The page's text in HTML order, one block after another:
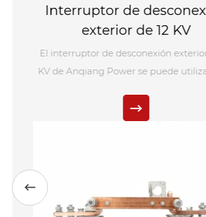
Transformador de voltaje
seco para exteriores de
Anqiang Power es un fabricante
transformadores de voltaje de tipo
voltaje para exteriores está
resina epoxi específica para
Su estructura tipo pilar totalmente
resistente a la contaminación y la